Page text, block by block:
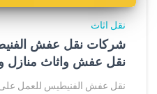
نقل اثاث
نقل عفش واثاث منازل
نقل عفش الفنيطيس للعمل